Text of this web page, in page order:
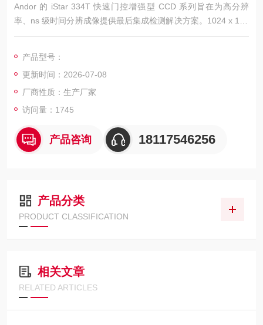
Andor 的 iStar 334T 快速门控增强型 CCD 系列旨在为高分辨
率、ns 级时间分辨成像提供最后集成检测解决方案。1024 x 102
4阵列非常适合各种时间分辨应用，包括等离子体分析和LIBS。
USB 2.0 连接
多MHz读出速度
集成数字延迟发生器
紧耦合门控
产品型号：
更新时间：2026-07-08
厂商性质：生产厂家
访问量：1745
产品咨询 18117546256
产品分类
PRODUCT CLASSIFICATION
相关文章
RELATED ARTICLES